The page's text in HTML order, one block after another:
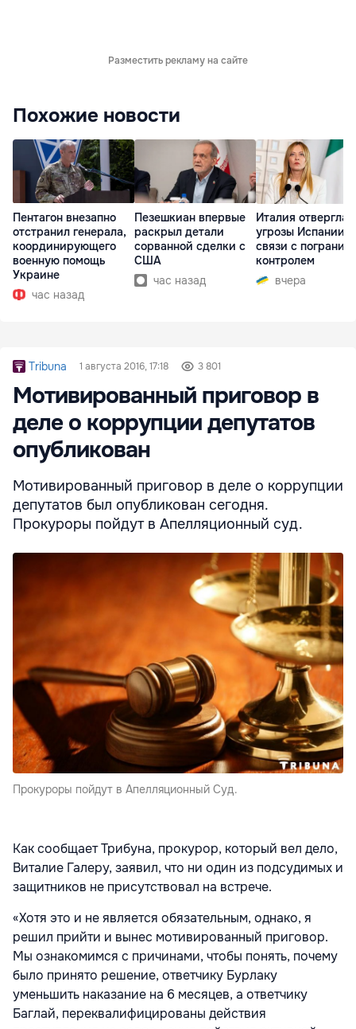
Разместить рекламу на сайте
Похожие новости
Пентагон внезапно
отстранил генерала,
координирующего
военную помощь
Украине
час назад
Пезешкиан впервые
раскрыл детали
сорванной сделки с
США
час назад
Италия отвергла
угрозы Испании в
связи с
контролем
вчера
Tribuna 1 августа 2016, 17:18 3 801
Мотивированный приговор в
деле о коррупции депутатов
опубликован
Мотивированный приговор в деле о коррупции
депутатов был опубликован сегодня.
Прокуроры пойдут в Апелляционный суд.
Прокуроры пойдут в Апелляционный Суд.
Как сообщает Трибуна, прокурор, который вел дело,
Виталие Галеру, заявил, что ни один из подсудимых и
защитников не присутствовал на встрече.
«Хотя это и не является обязательным, однако, я
решил прийти и вынес мотивированный приговор.
Мы ознакомимся с причинами, чтобы понять, почему
было принято решение, ответчику Бурлаку
уменьшить наказание на 6 месяцев, а ответчику
Баглай, переквалифицированы действия